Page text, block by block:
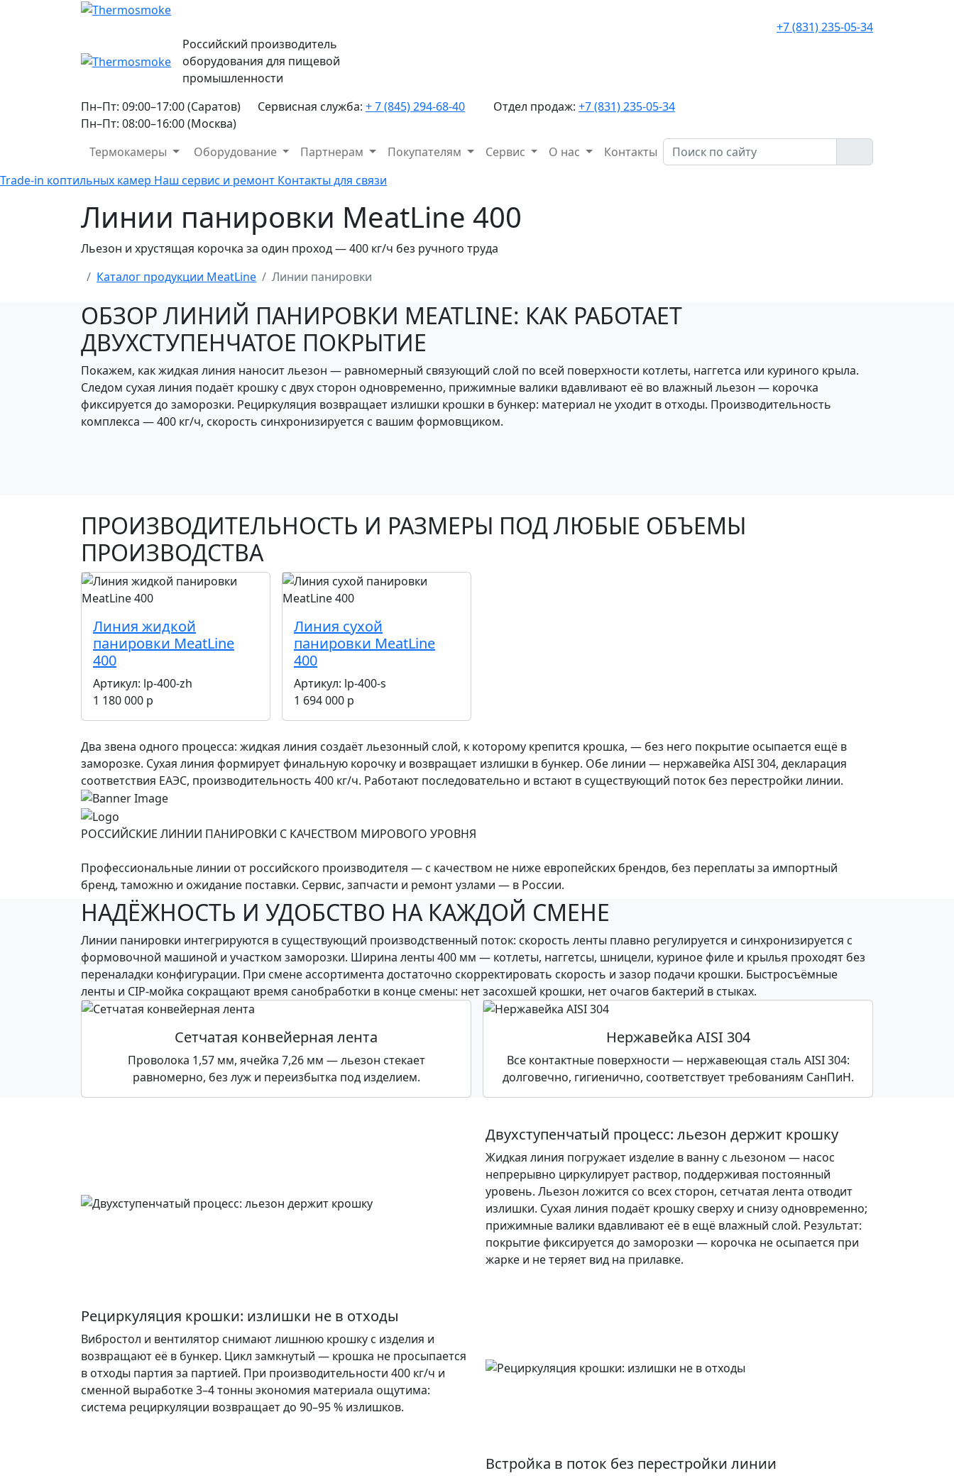
+7 (831) 235-05-34
Российский производитель
оборудования для пищевой
промышленности
Пн–Пт: 09:00–17:00 (Саратов)
Пн–Пт: 08:00–16:00 (Москва)
Сервисная служба: + 7 (845) 294-68-40 Отдел продаж: +7 (831) 235-05-34
Термокамеры Оборудование Партнерам Покупателям Сервис О нас
Контакты
Trade-in коптильных камер Наш сервис и ремонт Контакты для связи
Линии панировки MeatLine 400
Льезон и хрустящая корочка за один проход — 400 кг/ч без ручного труда
Каталог продукции MeatLine
Линии панировки
ОБЗОР ЛИНИЙ ПАНИРОВКИ MEATLINE: КАК РАБОТАЕТ
ДВУХСТУПЕНЧАТОЕ ПОКРЫТИЕ
Покажем, как жидкая линия наносит льезон — равномерный связующий слой по всей поверхности котлеты, наггетса или куриного крыла.
Следом сухая линия подаёт крошку с двух сторон одновременно, прижимные валики вдавливают её во влажный льезон — корочка
фиксируется до заморозки. Рециркуляция возвращает излишки крошки в бункер: материал не уходит в отходы. Производительность
комплекса — 400 кг/ч, скорость синхронизируется с вашим формовщиком.
ПРОИЗВОДИТЕЛЬНОСТЬ И РАЗМЕРЫ ПОД ЛЮБЫЕ ОБЪЕМЫ
ПРОИЗВОДСТВА
Линия жидкой
панировки MeatLine
400
Артикул: lp-400-zh
1 180 000 р
Линия сухой
панировки MeatLine
400
Артикул: lp-400-s
1 694 000 р
Два звена одного процесса: жидкая линия создаёт льезонный слой, к которому крепится крошка, — без него покрытие осыпается ещё в
заморозке. Сухая линия формирует финальную корочку и возвращает излишки в бункер. Обе линии — нержавейка AISI 304, декларация
соответствия ЕАЭС, производительность 400 кг/ч. Работают последовательно и встают в существующий поток без перестройки линии.
РОССИЙСКИЕ ЛИНИИ ПАНИРОВКИ С КАЧЕСТВОМ МИРОВОГО УРОВНЯ
Профессиональные линии от российского производителя — с качеством не ниже европейских брендов, без переплаты за импортный
бренд, таможню и ожидание поставки. Сервис, запчасти и ремонт узлами — в России.
НАДЁЖНОСТЬ И УДОБСТВО НА КАЖДОЙ СМЕНЕ
Линии панировки интегрируются в существующий производственный поток: скорость ленты плавно регулируется и синхронизируется с
формовочной машиной и участком заморозки. Ширина ленты 400 мм — котлеты, наггетсы, шницели, куриное филе и крылья проходят без
переналадки конфигурации. При смене ассортимента достаточно скорректировать скорость и зазор подачи крошки. Быстросъёмные
ленты и CIP-мойка сокращают время санобработки в конце смены: нет засохшей крошки, нет очагов бактерий в стыках.
Сетчатая конвейерная лента
Проволока 1,57 мм, ячейка 7,26 мм — льезон стекает
равномерно, без луж и переизбытка под изделием.
Нержавейка AISI 304
Все контактные поверхности — нержавеющая сталь AISI 304:
долговечно, гигиенично, соответствует требованиям СанПиН.
Двухступенчатый процесс: льезон держит крошку
Жидкая линия погружает изделие в ванну с льезоном — насос
непрерывно циркулирует раствор, поддерживая постоянный
уровень. Льезон ложится со всех сторон, сетчатая лента отводит
излишки. Сухая линия подаёт крошку сверху и снизу одновременно;
прижимные валики вдавливают её в ещё влажный слой. Результат:
покрытие фиксируется до заморозки — корочка не осыпается при
жарке и не теряет вид на прилавке.
Рециркуляция крошки: излишки не в отходы
Вибростол и вентилятор снимают лишнюю крошку с изделия и
возвращают её в бункер. Цикл замкнутый — крошка не просыпается
в отходы партия за партией. При производительности 400 кг/ч и
сменной выработке 3–4 тонны экономия материала ощутима:
система рециркуляции возвращает до 90–95 % излишков.
Встройка в поток без перестройки линии